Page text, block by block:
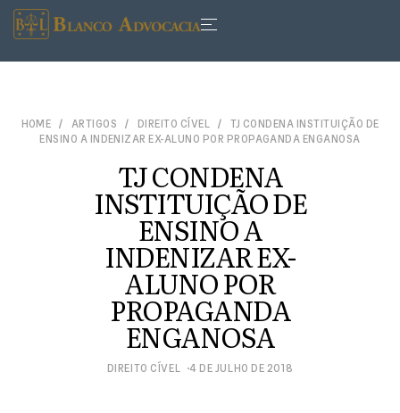
HOME ARTIGOS DIREITO CÍVEL
TJ CONDENA INSTITUIÇÃO DE
ENSINO A INDENIZAR EX-ALUNO POR PROPAGANDA ENGANOSA
TJ CONDENA
INSTITUIÇÃO DE
ENSINO A
INDENIZAR EX-
ALUNO POR
PROPAGANDA
ENGANOSA
DIREITO CÍVEL 4 DE JULHO DE 2018